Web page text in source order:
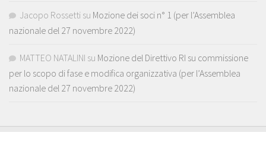
Jacopo Rossetti su Mozione dei soci n° 1 (per l’Assemblea
nazionale del 27 novembre 2022)
MATTEO NATALINI su Mozione del Direttivo RI su commissione
per lo scopo di fase e modifica organizzativa (per l’Assemblea
nazionale del 27 novembre 2022)